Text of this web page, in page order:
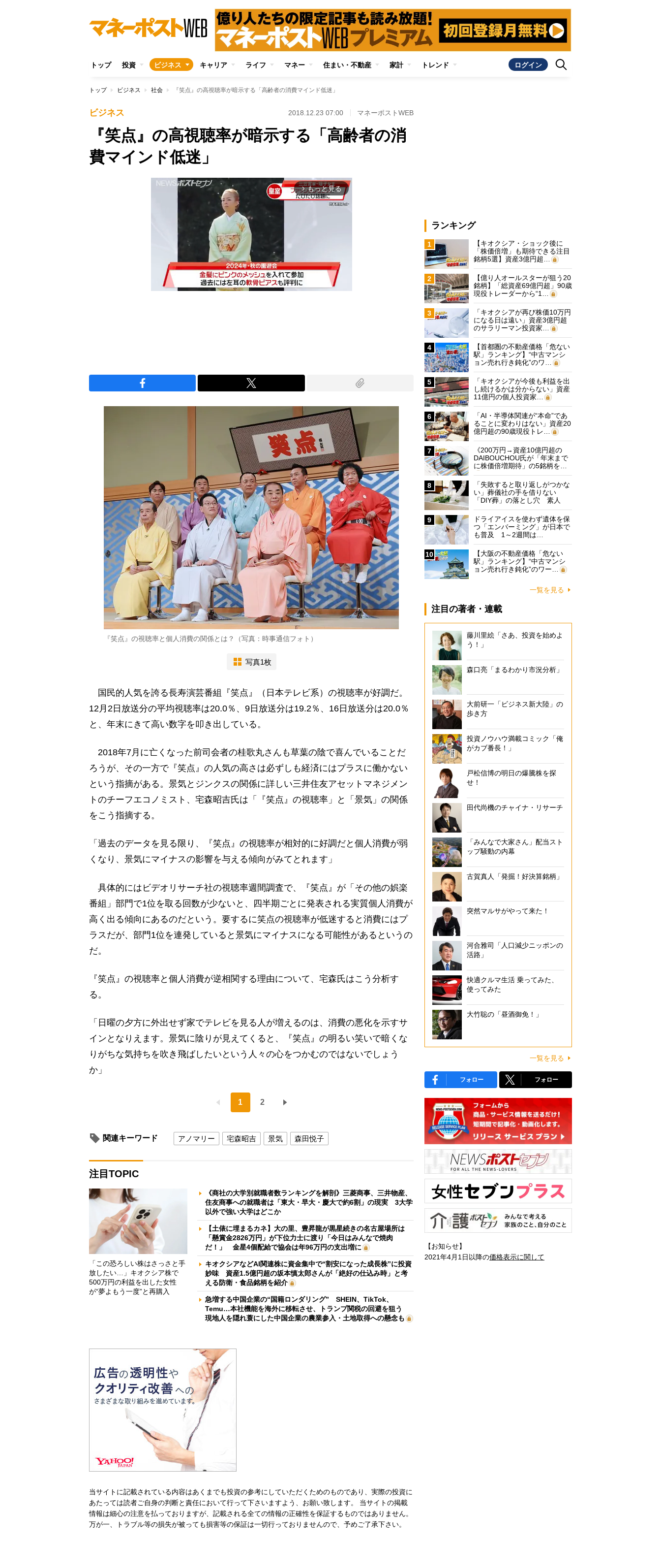
トップ 投資 ビジネス キャリア ライフ マネー 住まい・不動産 家計 トレンド ログイン
トップ ビジネス 社会 『笑点』の高視聴率が暗示する「高齢者の消費マインド低迷」
ビジネス 2018.12.23 07:00 マネーポストWEB
『笑点』の高視聴率が暗示する「高齢者の消
費マインド低迷」
arrow_forward_ios もっと見る
『笑点』の視聴率と個人消費の関係とは？（写真：時事通信フォト）
写真1枚
国民的人気を誇る長寿演芸番組『笑点』（日本テレビ系）の視聴率が好調だ。
12月2日放送分の平均視聴率は20.0％、9日放送分は19.2％、16日放送分は20.0％
と、年末にきて高い数字を叩き出している。
2018年7月に亡くなった前司会者の桂歌丸さんも草葉の陰で喜んでいることだ
ろうが、その一方で『笑点』の人気の高さは必ずしも経済にはプラスに働かない
という指摘がある。景気とジンクスの関係に詳しい三井住友アセットマネジメン
トのチーフエコノミスト、宅森昭吉氏は「『笑点』の視聴率」と「景気」の関係
をこう指摘する。
「過去のデータを見る限り、『笑点』の視聴率が相対的に好調だと個人消費が弱
くなり、景気にマイナスの影響を与える傾向がみてとれます」
具体的にはビデオリサーチ社の視聴率週間調査で、『笑点』が「その他の娯楽
番組」部門で1位を取る回数が少ないと、四半期ごとに発表される実質個人消費が
高く出る傾向にあるのだという。要するに笑点の視聴率が低迷すると消費にはプ
ラスだが、部門1位を連発していると景気にマイナスになる可能性があるというの
だ。
『笑点』の視聴率と個人消費が逆相関する理由について、宅森氏はこう分析す
る。
「日曜の夕方に外出せず家でテレビを見る人が増えるのは、消費の悪化を示すサ
インとなりえます。景気に陰りが見えてくると、『笑点』の明るい笑いで暗くな
りがちな気持ちを吹き飛ばしたいという人々の心をつかむのではないでしょう
か」
1 2
関連キーワード アノマリー 宅森昭吉 景気 森田悦子
注目TOPIC
「この恐ろしい株はさっさと手
放したい…」キオクシア株で
500万円の利益を出した女性
が“夢よもう一度”と再購入
《商社の大学別就職者数ランキングを解剖》三菱商事、三井物産、
住友商事への就職者は「東大・早大・慶大で約6割」の現実 3大学
以外で強い大学はどこか
【土俵に埋まるカネ】大の里、豊昇龍が黒星続きの名古屋場所は
「懸賞金2826万円」が下位力士に渡り「今日はみんなで焼肉
だ！」 金星4個配給で協会は年96万円の支出増に
キオクシアなどAI関連株に資金集中で“割安になった成長株”に投資
妙味 資産1.5億円超の坂本慎太郎さんが「絶好の仕込み時」と考
える防衛・食品銘柄を紹介
急増する中国企業の“国籍ロンダリング” SHEIN、TikTok、
Temu…本社機能を海外に移転させ、トランプ関税の回避を狙う
現地人を隠れ蓑にした中国企業の農業参入・土地取得への懸念も
当サイトに記載されている内容はあくまでも投資の参考にしていただくためのものであり、実際の投資に
あたっては読者ご自身の判断と責任において行って下さいますよう、お願い致します。 当サイトの掲載
情報は細心の注意を払っておりますが、記載される全ての情報の正確性を保証するものではありません。
万が一、トラブル等の損失が被っても損害等の保証は一切行っておりませんので、予めご了承下さい。
ランキング
1
【キオクシア・ショック後に
「株価倍増」も期待できる注目
銘柄5選】資産3億円超…
2
【億り人オールスターが狙う20
銘柄】「総資産69億円超」90歳
現役トレーダーから“1…
3
「キオクシアが再び株価10万円
になる日は遠い」資産3億円超
のサラリーマン投資家…
4
【首都圏の不動産価格「危ない
駅」ランキング】“中古マンシ
ョン売れ行き鈍化”のワ…
5
「キオクシアが今後も利益を出
し続けるかは分からない」資産
11億円の個人投資家…
6
「AI・半導体関連が“本命”であ
ることに変わりはない」資産20
億円超の90歳現役トレ…
7
《200万円→資産10億円超の
DAIBOUCHOU氏が「年末まで
に株価倍増期待」の5銘柄を…
8
「失敗すると取り返しがつかな
い」葬儀社の手を借りない
「DIY葬」の落とし穴 素人
に…
9
ドライアイスを使わず遺体を保
つ「エンバーミング」が日本で
も普及 1～2週間は…
10
【大阪の不動産価格「危ない
駅」ランキング】“中古マンシ
ョン売れ行き鈍化”のワー…
一覧を見る
注目の著者・連載
藤川里絵「さあ、投資を始めよ
う！」
森口亮「まるわかり市況分析」
大前研一「ビジネス新大陸」の
歩き方
投資ノウハウ満載コミック「俺
がカブ番長！」
戸松信博の明日の爆騰株を探
せ！
田代尚機のチャイナ・リサーチ
「みんなで大家さん」配当スト
ップ騒動の内幕
古賀真人「発掘！好決算銘柄」
突然マルサがやって来た！
河合雅司「人口減少ニッポンの
活路」
快適クルマ生活 乗ってみた、
使ってみた
大竹聡の「昼酒御免！」
一覧を見る
フォロー フォロー
【お知らせ】
2021年4月1日以降の価格表示に関して